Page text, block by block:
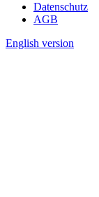
Datenschutz
AGB
English version